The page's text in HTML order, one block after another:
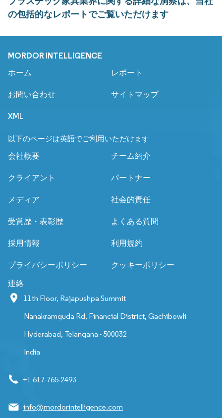
の包括的なレポートでご覧いただけます
MORDOR INTELLIGENCE
ホーム レポート
お問い合わせ サイトマップ
XML
以下のページは英語でご利用いただけます
会社概要 チーム紹介
クライアント パートナー
メディア 社会的責任
受賞歴・表彰歴 よくある質問
採用情報 利用規約
プライバシーポリシー クッキーポリシー
連絡
11th Floor, Rajapushpa Summit
Nanakramguda Rd, Financial District, Gachibowli
Hyderabad, Telangana - 500032
India
+1 617-765-2493
info@mordorintelligence.com